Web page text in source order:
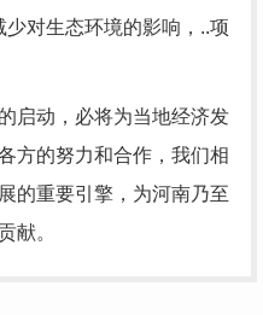
对生态环境的影响，..项
启动，必将为当地经济发
方的努力和合作，我们相
的重要引擎，为河南乃至
献。